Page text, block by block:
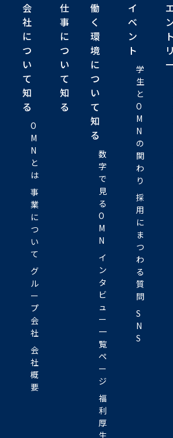
会
社
に
つ
い
て
知
る
O
M
N
と
は
事
業
に
つ
い
て
グ
ル
ー
プ
会
社
会
社
概
要
仕
事
に
つ
い
て
知
る
働
く
環
境
に
つ
い
て
知
る
数
字
で
見
る
O
M
N
イ
ン
タ
ビ
ュ
ー
一
覧
ペ
ー
ジ
福
利
厚
生
イ
ベ
ン
ト
学
生
と
O
M
N
の
関
わ
り
採
用
に
ま
つ
わ
る
質
問
S
N
S
ト
リ
ー